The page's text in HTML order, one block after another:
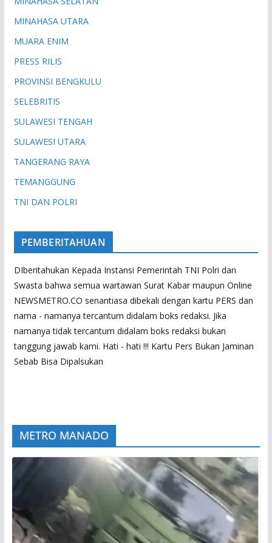
MINAHASA UTARA
MUARA ENIM
PRESS RILIS
PROVINSI BENGKULU
SELEBRITIS
SULAWESI TENGAH
SULAWESI UTARA
TANGERANG RAYA
TEMANGGUNG
TNI DAN POLRI
PEMBERITAHUAN
DIberitahukan Kepada Instansi Pemerintah TNI Polri dan
Swasta bahwa semua wartawan Surat Kabar maupun Online
NEWSMETRO.CO senantiasa dibekali dengan kartu PERS dan
nama - namanya tercantum didalam boks redaksi. Jika
namanya tidak tercantum didalam boks redaksi bukan
tanggung jawab kami. Hati - hati !!! Kartu Pers Bukan Jaminan
Sebab Bisa Dipalsukan
METRO MANADO